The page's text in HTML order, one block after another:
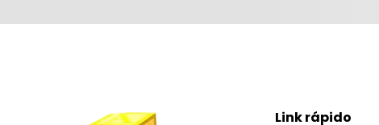
Link rápido